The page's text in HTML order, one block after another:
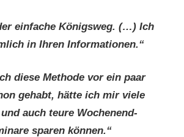
einfache Königsweg. (…) Ich
in Ihren Informationen.“
diese Methode vor ein paar
gehabt, hätte ich mir viele
auch teure Wochenend-
sparen können.“